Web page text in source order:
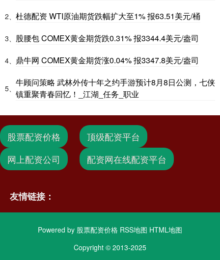
2、 杜德配资 WTI原油期货跌幅扩大至1% 报63.51美元/桶
3、 股腰包 COMEX黄金期货跌0.31% 报3344.4美元/盎司
4、 鼎牛网 COMEX黄金期货涨0.04% 报3347.8美元/盎司
5、
牛顾问策略 武林外传十年之约手游预计8月8日公测，七侠
镇重聚青春回忆！_江湖_任务_职业
股票配资价格
顶级配资平台
网上配资公司
配资网在线配资平台
友情链接：
Powered by 股票配资价格 RSS地图 HTML地图
Copyright © 2013-2025